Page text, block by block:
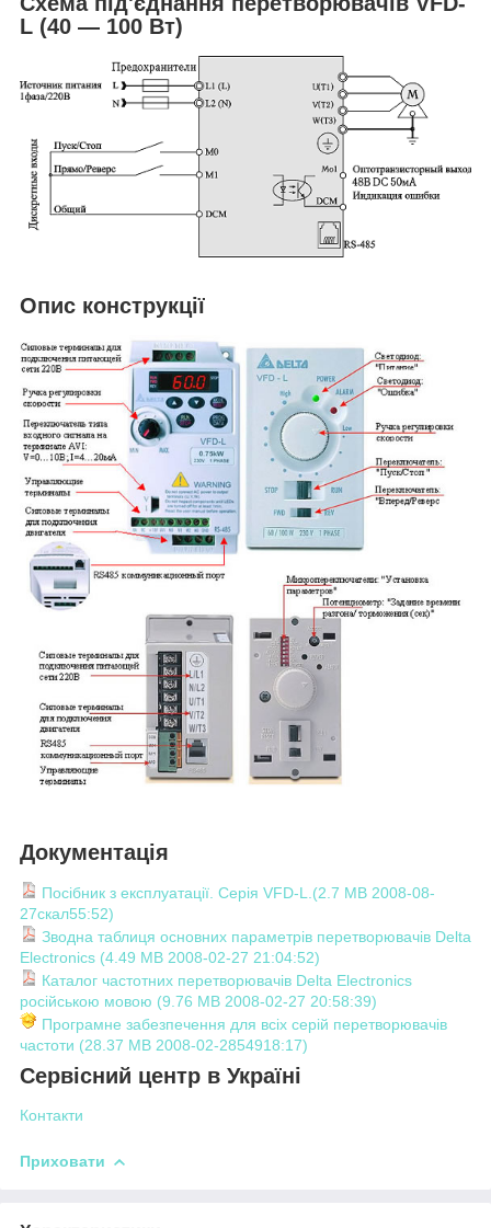
L (40 — 100 Вт)
Опис конструкції
Документація
Посібник з експлуатації. Серія VFD-L.(2.7 MB 2008-08-
27скал55:52)
Зводна таблиця основних параметрів перетворювачів Delta
Electronics (4.49 MB 2008-02-27 21:04:52)
Каталог частотних перетворювачів Delta Electronics
російською мовою (9.76 MB 2008-02-27 20:58:39)
Програмне забезпечення для всіх серій перетворювачів
частоти (28.37 MB 2008-02-2854918:17)
Сервісний центр в Україні
Контакти
Приховати